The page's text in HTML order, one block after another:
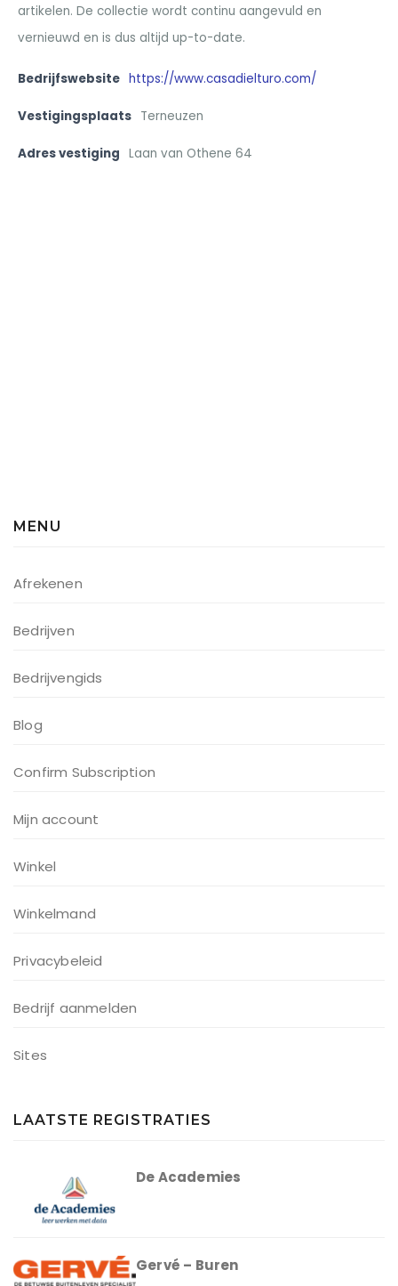
artikelen. De collectie wordt continu aangevuld en
vernieuwd en is dus altijd up-to-date.
Bedrijfswebsite https://www.casadielturo.com/
Vestigingsplaats Terneuzen
Adres vestiging Laan van Othene 64
MENU
Afrekenen
Bedrijven
Bedrijvengids
Blog
Confirm Subscription
Mijn account
Winkel
Winkelmand
Privacybeleid
Bedrijf aanmelden
Sites
LAATSTE REGISTRATIES
De Academies
Gervé – Buren